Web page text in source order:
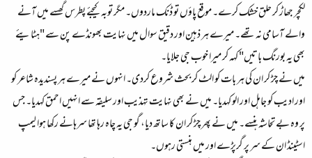
لکچر جھاڑ کر حلق خشک کرے۔ موقع پاؤں تو ڈنک ماردوں۔ مگر توبہ کیجئے پطرس گھسے میں آنے
والے آسامی نہ تھے۔ میرے ہر ذہین اور دقیق سوال میں نہایت بھونڈے پن سے "ہٹایئے
بھی یہ بورنگ باتیں" کہہ کر میرا خوب جی جلایا۔
میں نے چڑ کر ان کی ہر بات کو الٹ کر بحث شروع کردی۔ انہوں نے میرے ہر پسندیدہ شاعر کو
اور ادیب کو جاہل اور الو کہدیا۔ میں نے بھی نہایت تہذیب اور سلیقہ سے انہیں احمق کہدیا۔ جس
پر وہ بے تحاشہ ہنسے۔ میں نے پھر چڑ کر ان کا ساتھ دیا، گو جی یہ چاہ رہا تھا سرہانے رکھا ہوا لیمپ
اسٹینڈ ان کے سر پر گرپڑے اور میں ہنستی رہوں۔